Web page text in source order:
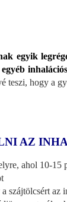
egyik
teszi, hogy a
AZ
ahol 10-15
szájtölcsért az